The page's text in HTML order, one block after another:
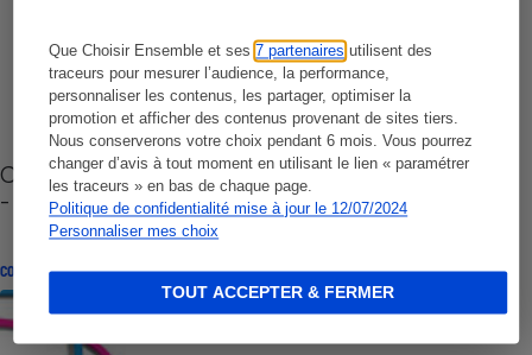
Que Choisir Ensemble et ses7 partenaires utilisent des
traceurs pour mesurer l’audience, la performance,
personnaliser les contenus, les partager, optimiser la
promotion et afficher des contenus provenant de sites tiers.
Nous conserverons votre choix pendant 6 mois. Vous pourrez
changer d’avis à tout moment en utilisant le lien « paramétrer
les traceurs » en bas de chaque page.
Politique de confidentialité mise à jour le 12/07/2024
Personnaliser mes choix
TOUT ACCEPTER & FERMER
Cafetière à capsules zéro déchet CoffeeB (vidéo)
- Premières impressions
CONSEILS